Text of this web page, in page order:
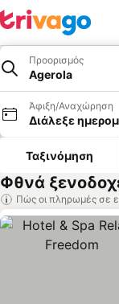
Προορισμός
Agerola
Άφιξη/Αναχώρηση
Διάλεξε
Ταξινόμηση
Φθνά
Πώς οι πληρωμές σε